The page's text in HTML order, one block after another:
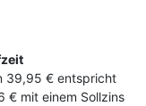
39,95 € entspricht
€ mit einem Sollzins